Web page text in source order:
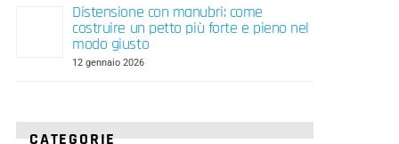
Distensione con manubri: come
costruire un petto più forte e pieno nel
modo giusto
12 gennaio 2026
CATEGORIE